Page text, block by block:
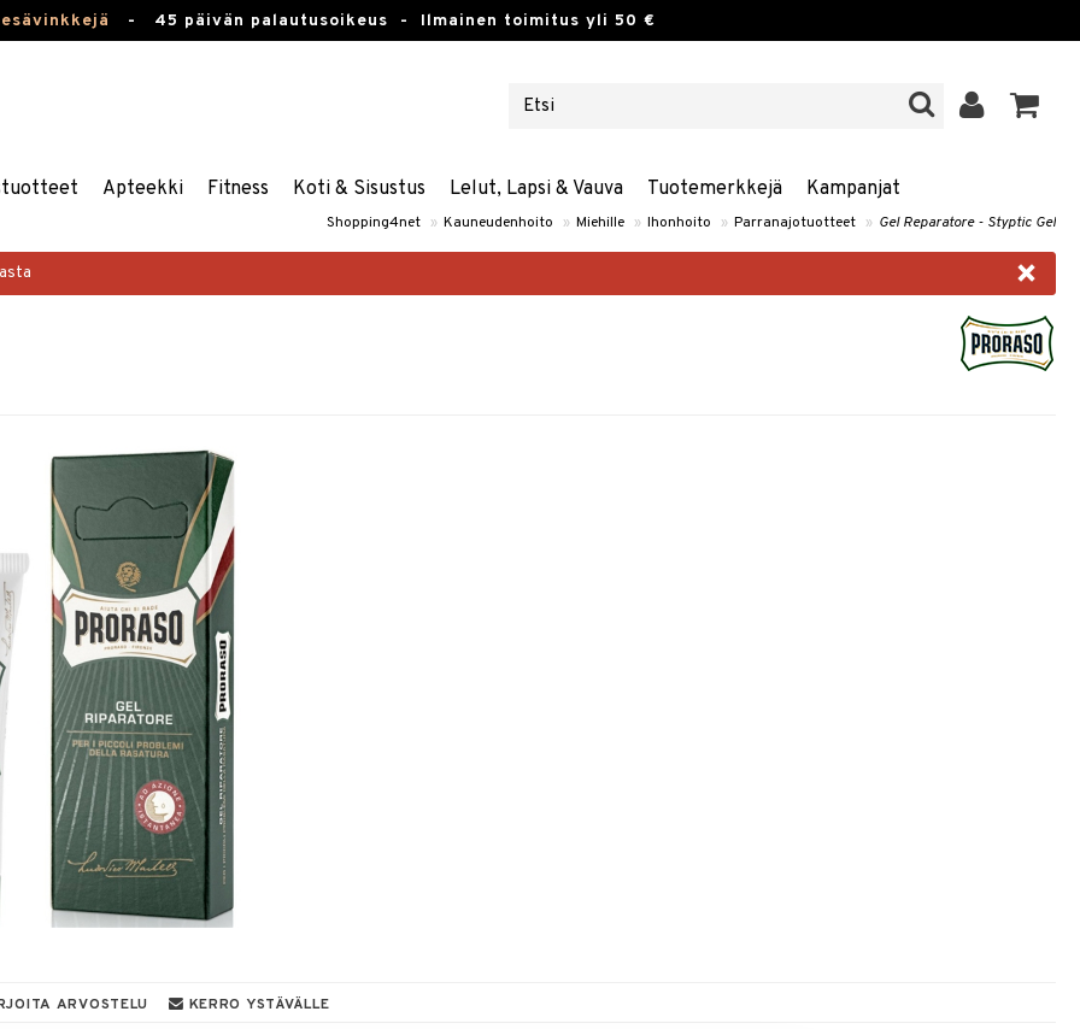
- 45 päivän palautusoikeus - Ilmainen toimitus yli 50 €
Apteekki Fitness Koti & Sisustus Lelut, Lapsi & Vauva Tuotemerkkejä Kampanjat
Shopping4net » Kauneudenhoito » Miehille » Ihonhoito » Parranajotuotteet » Gel Reparatore - Styptic Gel
×
ARVOSTELU KERRO YSTÄVÄLLE